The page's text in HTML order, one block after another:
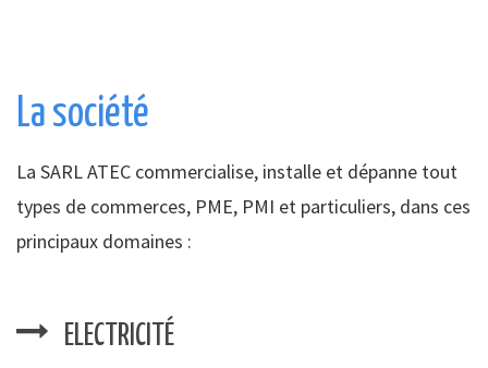
La société
La SARL ATEC commercialise, installe et dépanne tout
types de commerces, PME, PMI et particuliers, dans ces
principaux domaines :
ELECTRICITÉ